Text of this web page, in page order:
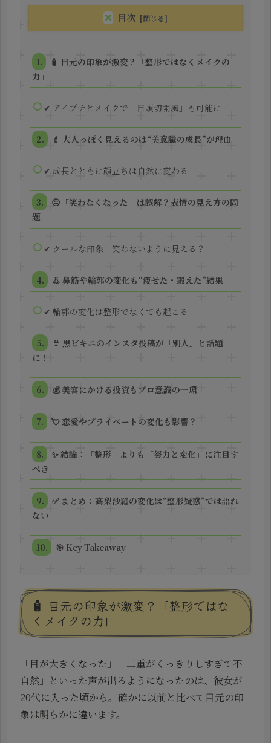
目次
🧴 目元の印象が激変？「整形ではなくメイクの
力」
✔ アイプチとメイクで「目頭切開風」も可能に
💄 大人っぽく見えるのは“美意識の成長”が理由
✔ 成長とともに顔立ちは自然に変わる
😐「笑わなくなった」は誤解？表情の見え方の問
題
✔ クールな印象＝笑わないように見える？
👃 鼻筋や輪郭の変化も“痩せた・鍛えた”結果
✔ 輪郭の変化は整形でなくても起こる
👙 黒ビキニのインスタ投稿が「別人」と話題
に！
💰 美容にかける投資もプロ意識の一環
💘 恋愛やプライベートの変化も影響？
✨ 結論：「整形」よりも「努力と変化」に注目す
べき
✅ まとめ：高梨沙羅の変化は“整形疑惑”では語れ
ない
🎯 Key Takeaway
🧴 目元の印象が激変？「整形ではな
くメイクの力」
「目が大きくなった」「二重がくっきりしすぎて不
自然」といった声が出るようになったのは、彼女が
20代に入った頃から。確かに以前と比べて目元の印
象は明らかに違います。